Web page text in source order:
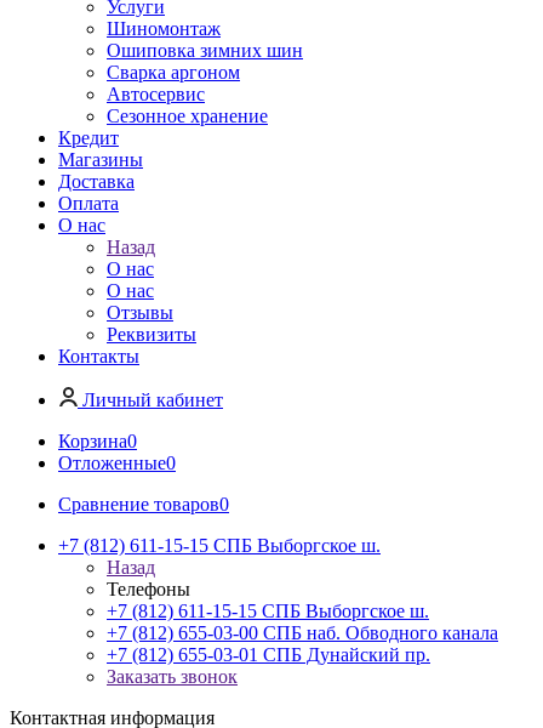
Услуги
Шиномонтаж
Ошиповка зимних шин
Сварка аргоном
Автосервис
Сезонное хранение
Кредит
Магазины
Доставка
Оплата
О нас
Назад
О нас
О нас
Отзывы
Реквизиты
Контакты
Личный кабинет
Корзина0
Отложенные0
Сравнение товаров0
+7 (812) 611-15-15 СПБ Выборгское ш.
Назад
Телефоны
+7 (812) 611-15-15 СПБ Выборгское ш.
+7 (812) 655-03-00 СПБ наб. Обводного канала
+7 (812) 655-03-01 СПБ Дунайский пр.
Заказать звонок
Контактная информация